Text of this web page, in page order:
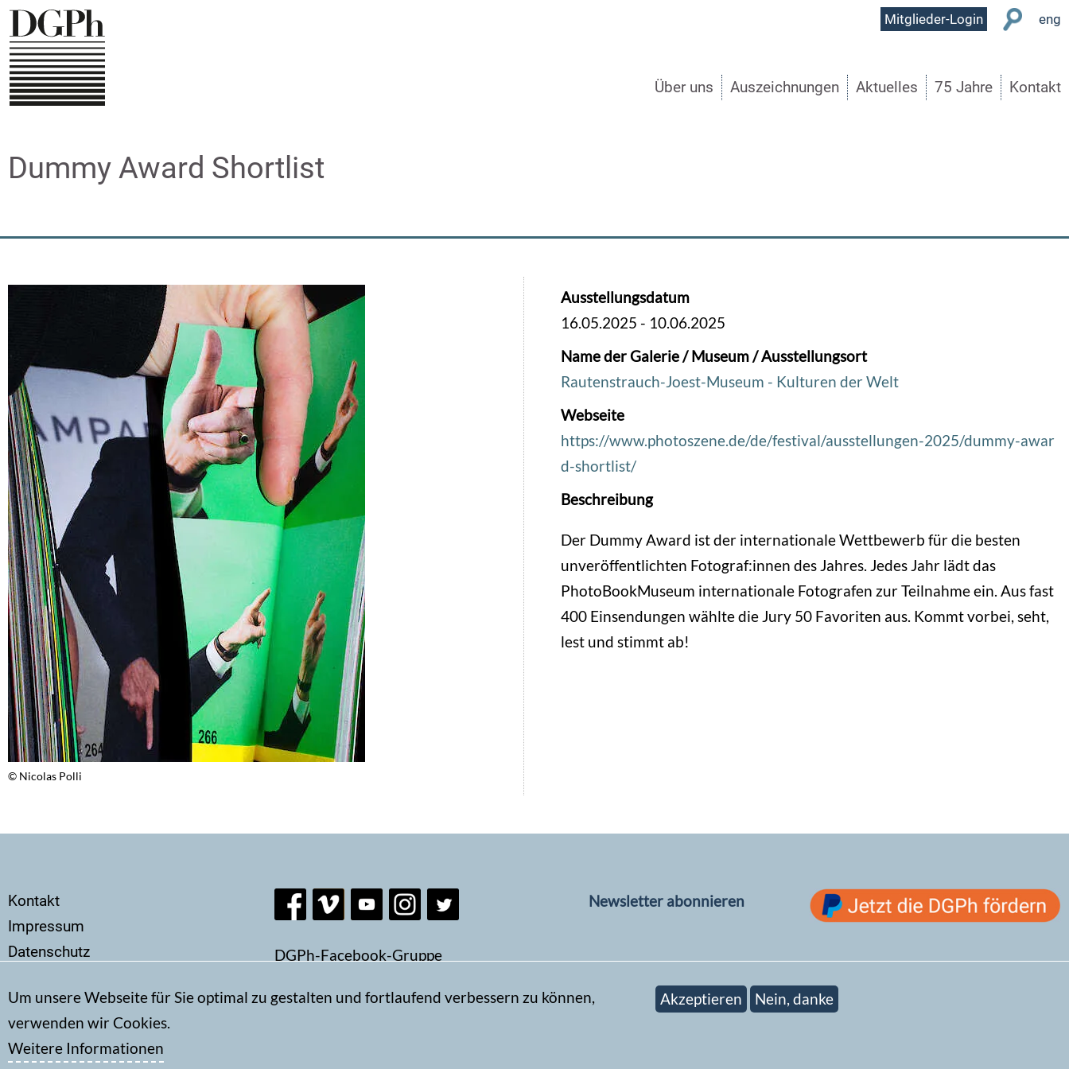
Direkt
zum
Inhalt
User
Mitglieder-Login eng
Über uns Auszeichnungen Aktuelles 75 Jahre Kontakt
Dummy Award Shortlist
© Nicolas Polli
Ausstellungsdatum
16.05.2025 - 10.06.2025
Name der Galerie / Museum / Ausstellungsort
Rautenstrauch-Joest-Museum - Kulturen der Welt
Webseite
https://www.photoszene.de/de/festival/ausstellungen-2025/dummy-awar
d-shortlist/
Beschreibung
Der Dummy Award ist der internationale Wettbewerb für die besten
unveröffentlichten Fotograf:innen des Jahres. Jedes Jahr lädt das
PhotoBookMuseum internationale Fotografen zur Teilnahme ein. Aus fast
400 Einsendungen wählte die Jury 50 Favoriten aus. Kommt vorbei, seht,
lest und stimmt ab!
Secondary
menu
Kontakt
Impressum
Datenschutz
DGPh-Facebook-Gruppe
Newsletter abonnieren
Um unsere Webseite für Sie optimal zu gestalten und fortlaufend verbessern zu können,
verwenden wir Cookies.
Weitere Informationen
Akzeptieren Nein, danke